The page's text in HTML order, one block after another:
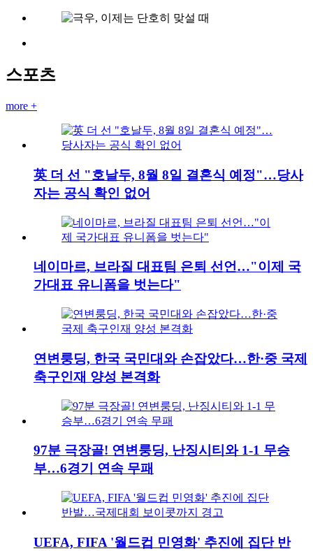
스포츠
more +
英 더 선 "호날두, 8월 8일 결혼식 예정"…당사
자는 공식 확인 없어
네이마르, 브라질 대표팀 은퇴 선언…"이제 국
가대표 유니폼을 벗는다"
연변룽딩, 한국 국민대와 손잡았다…한·중 국제
축구인재 양성 본격화
97분 극장골! 연변룽딩, 난징시티와 1-1 무승
부…6경기 연속 무패
UEFA, FIFA '월드컵 민영화' 추진에 집단 반